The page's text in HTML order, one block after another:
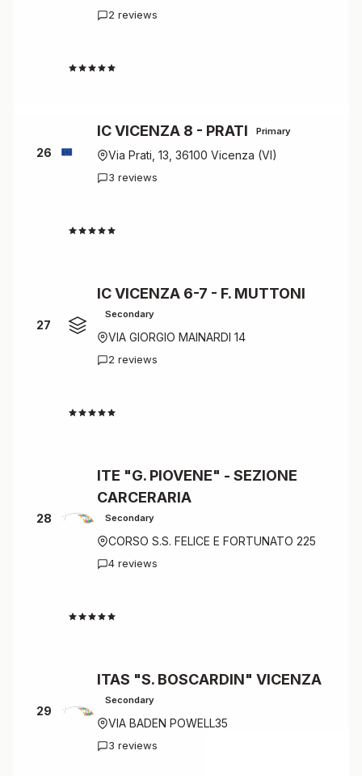
2 reviews
26
IC VICENZA 8 - PRATI Primary
Via Prati, 13, 36100 Vicenza (VI)
3 reviews
27
IC VICENZA 6-7 - F. MUTTONI
Secondary
VIA GIORGIO MAINARDI 14
2 reviews
28
ITE "G. PIOVENE" - SEZIONE
CARCERARIA
Secondary
CORSO S.S. FELICE E FORTUNATO 225
4 reviews
29
ITAS "S. BOSCARDIN" VICENZA
Secondary
VIA BADEN POWELL35
3 reviews